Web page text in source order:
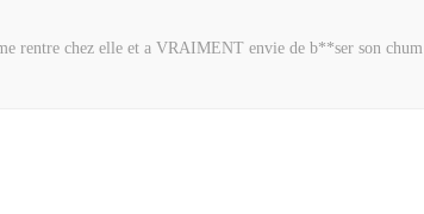
rentre chez elle et a VRAIMENT envie de b**ser son chum